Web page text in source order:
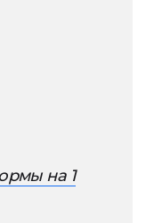
на 1